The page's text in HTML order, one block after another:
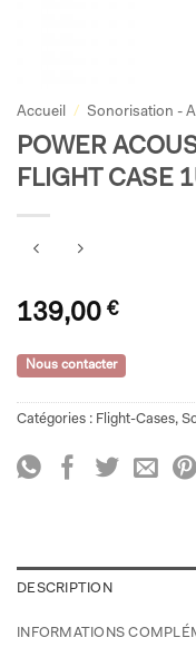
Accueil / Sonorisation -
POWER
FLIGHT CASE
139,00 €
Nous contacter
Catégories : Flight-Cases,
DESCRIPTION
INFORMATIONS